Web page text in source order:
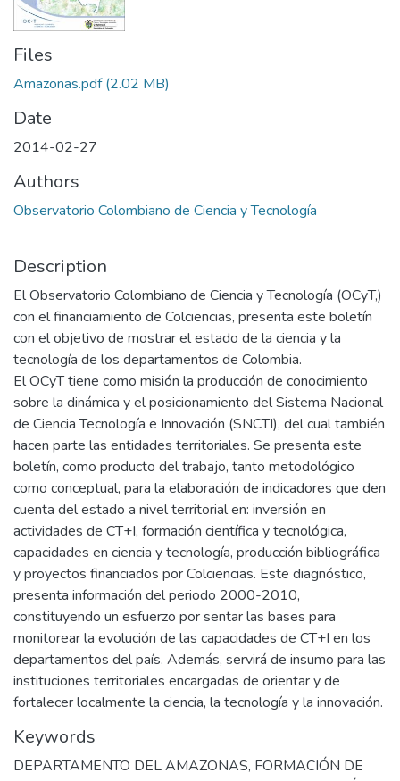
Files
Amazonas.pdf(2.02 MB)
Date
2014-02-27
Authors
Observatorio Colombiano de Ciencia y Tecnología
Description
El Observatorio Colombiano de Ciencia y Tecnología (OCyT,)
con el financiamiento de Colciencias, presenta este boletín
con el objetivo de mostrar el estado de la ciencia y la
tecnología de los departamentos de Colombia.
El OCyT tiene como misión la producción de conocimiento
sobre la dinámica y el posicionamiento del Sistema Nacional
de Ciencia Tecnología e Innovación (SNCTI), del cual también
hacen parte las entidades territoriales. Se presenta este
boletín, como producto del trabajo, tanto metodológico
como conceptual, para la elaboración de indicadores que den
cuenta del estado a nivel territorial en: inversión en
actividades de CT+I, formación científica y tecnológica,
capacidades en ciencia y tecnología, producción bibliográfica
y proyectos financiados por Colciencias. Este diagnóstico,
presenta información del periodo 2000-2010,
constituyendo un esfuerzo por sentar las bases para
monitorear la evolución de las capacidades de CT+I en los
departamentos del país. Además, servirá de insumo para las
instituciones territoriales encargadas de orientar y de
fortalecer localmente la ciencia, la tecnología y la innovación.
Keywords
DEPARTAMENTO DEL AMAZONAS, FORMACIÓN DE